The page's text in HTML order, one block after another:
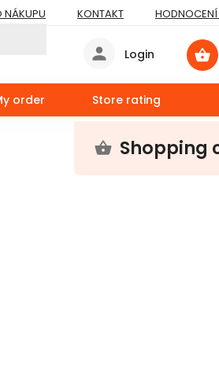
NÁKUPU KONTAKT
Login
order Store rating
Shopping